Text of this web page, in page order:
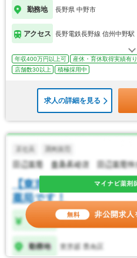
勤務地 長野県 中野市
アクセス 長野電鉄長野線 信州中野駅
年収400万円以上可 産休・育休取得実績有り
店舗数30以上
積極採用中
求人の詳細を見る